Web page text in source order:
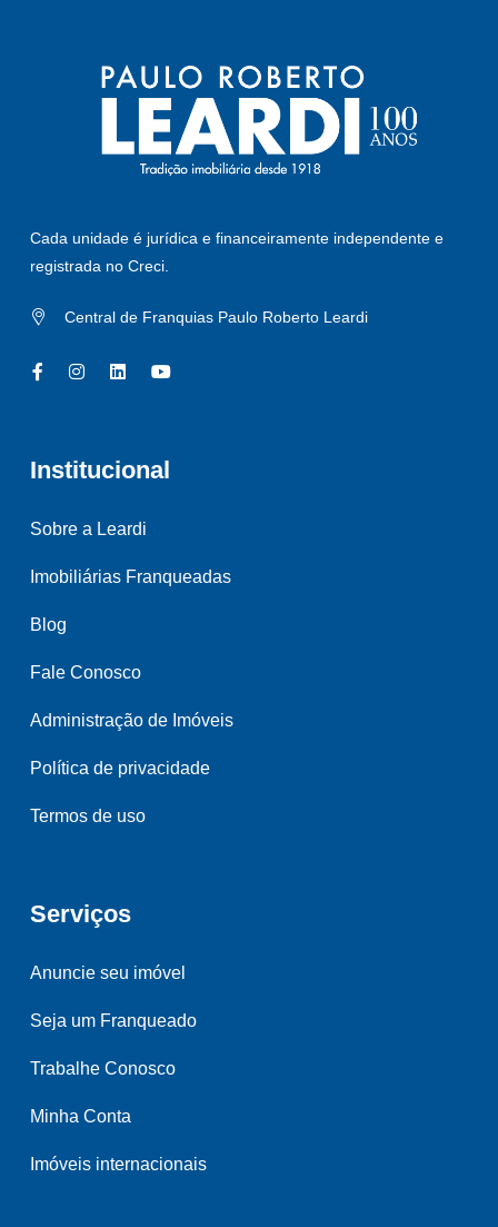
Cada unidade é jurídica e financeiramente independente e
registrada no Creci.
Central de Franquias Paulo Roberto Leardi
Institucional
Sobre a Leardi
Imobiliárias Franqueadas
Blog
Fale Conosco
Administração de Imóveis
Política de privacidade
Termos de uso
Serviços
Anuncie seu imóvel
Seja um Franqueado
Trabalhe Conosco
Minha Conta
Imóveis internacionais